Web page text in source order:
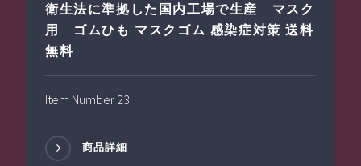
衛生法に準拠した国内工場で生産 マスク
用 ゴムひも マスクゴム 感染症対策 送料
無料
Item Number 23
商品詳細